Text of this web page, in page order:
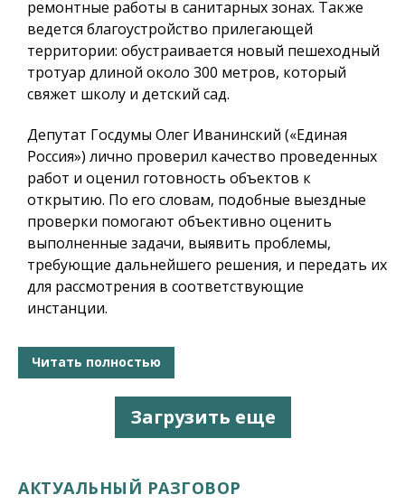
ремонтные работы в санитарных зонах. Также
ведется благоустройство прилегающей
территории: обустраивается новый пешеходный
тротуар длиной около 300 метров, который
свяжет школу и детский сад.
Депутат Госдумы Олег Иванинский («Единая
Россия») лично проверил качество проведенных
работ и оценил готовность объектов к
открытию. По его словам, подобные выездные
проверки помогают объективно оценить
выполненные задачи, выявить проблемы,
требующие дальнейшего решения, и передать их
для рассмотрения в соответствующие
инстанции.
Читать полностью
Загрузить еще
АКТУАЛЬНЫЙ РАЗГОВОР